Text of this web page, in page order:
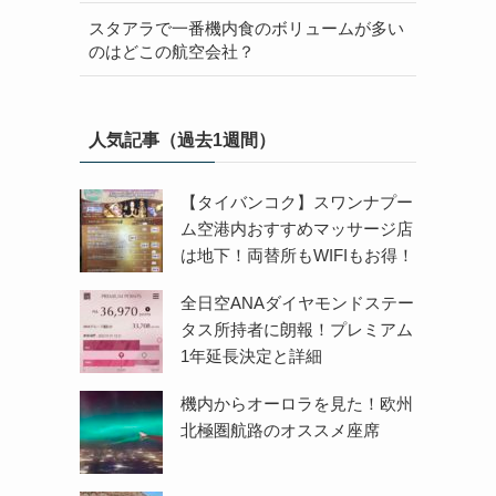
スタアラで一番機内食のボリュームが多い
のはどこの航空会社？
人気記事（過去1週間）
【タイバンコク】スワンナプー
ム空港内おすすめマッサージ店
は地下！両替所もWIFIもお得！
全日空ANAダイヤモンドステー
タス所持者に朗報！プレミアム
1年延長決定と詳細
機内からオーロラを見た！欧州
北極圏航路のオススメ座席